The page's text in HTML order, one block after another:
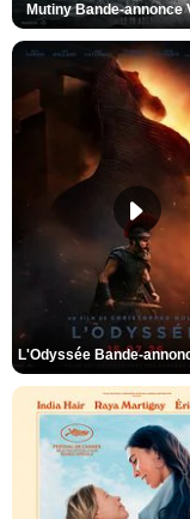
Mutiny Bande-annonce